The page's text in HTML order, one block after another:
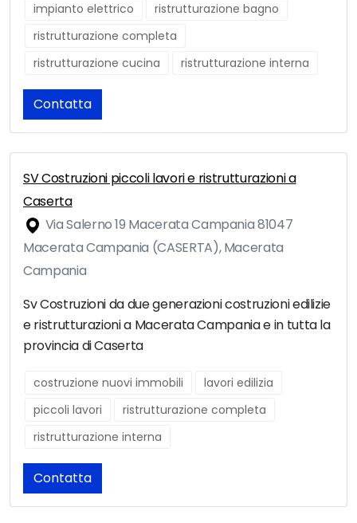
impianto elettrico
ristrutturazione bagno
ristrutturazione completa
ristrutturazione cucina
ristrutturazione interna
Contatta
SV Costruzioni piccoli lavori e ristrutturazioni a
Caserta
Via Salerno 19 Macerata Campania 81047
Macerata Campania (CASERTA), Macerata
Campania
Sv Costruzioni da due generazioni costruzioni edilizie
e ristrutturazioni a Macerata Campania e in tutta la
provincia di Caserta
costruzione nuovi immobili
lavori edilizia
piccoli lavori
ristrutturazione completa
ristrutturazione interna
Contatta